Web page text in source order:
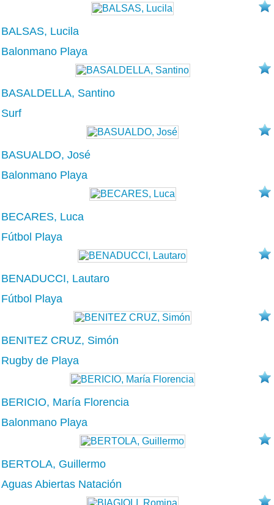
BALSAS, Lucila
Balonmano Playa
BASALDELLA, Santino
Surf
BASUALDO, José
Balonmano Playa
BECARES, Luca
Fútbol Playa
BENADUCCI, Lautaro
Fútbol Playa
BENITEZ CRUZ, Simón
Rugby de Playa
BERICIO, María Florencia
Balonmano Playa
BERTOLA, Guillermo
Aguas Abiertas Natación